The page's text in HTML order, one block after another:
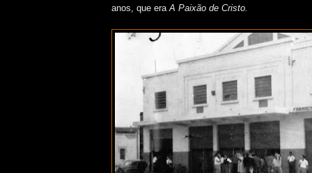
anos, que era A Paixão de Cristo.